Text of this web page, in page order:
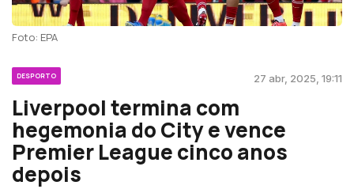
Foto: EPA
DESPORTO 27 abr, 2025, 19:11
Liverpool termina com
hegemonia do City e vence
Premier League cinco anos
depois